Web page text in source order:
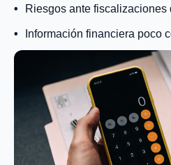
Riesgos ante fiscalizaciones
Información financiera poco